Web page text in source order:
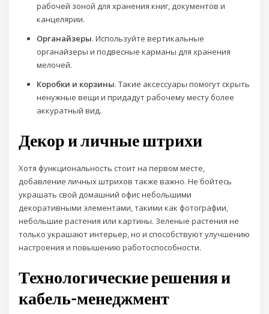
рабочей зоной для хранения книг, документов и
канцелярии.
Органайзеры. Используйте вертикальные
органайзеры и подвесные карманы для хранения
мелочей.
Коробки и корзины. Такие аксессуары помогут скрыть
ненужные вещи и придадут рабочему месту более
аккуратный вид.
Декор и личные штрихи
Хотя функциональность стоит на первом месте,
добавление личных штрихов также важно. Не бойтесь
украшать свой домашний офис небольшими
декоративными элементами, такими как фотографии,
небольшие растения или картины. Зеленые растения не
только украшают интерьер, но и способствуют улучшению
настроения и повышению работоспособности.
Технологические решения и
кабель-менеджмент